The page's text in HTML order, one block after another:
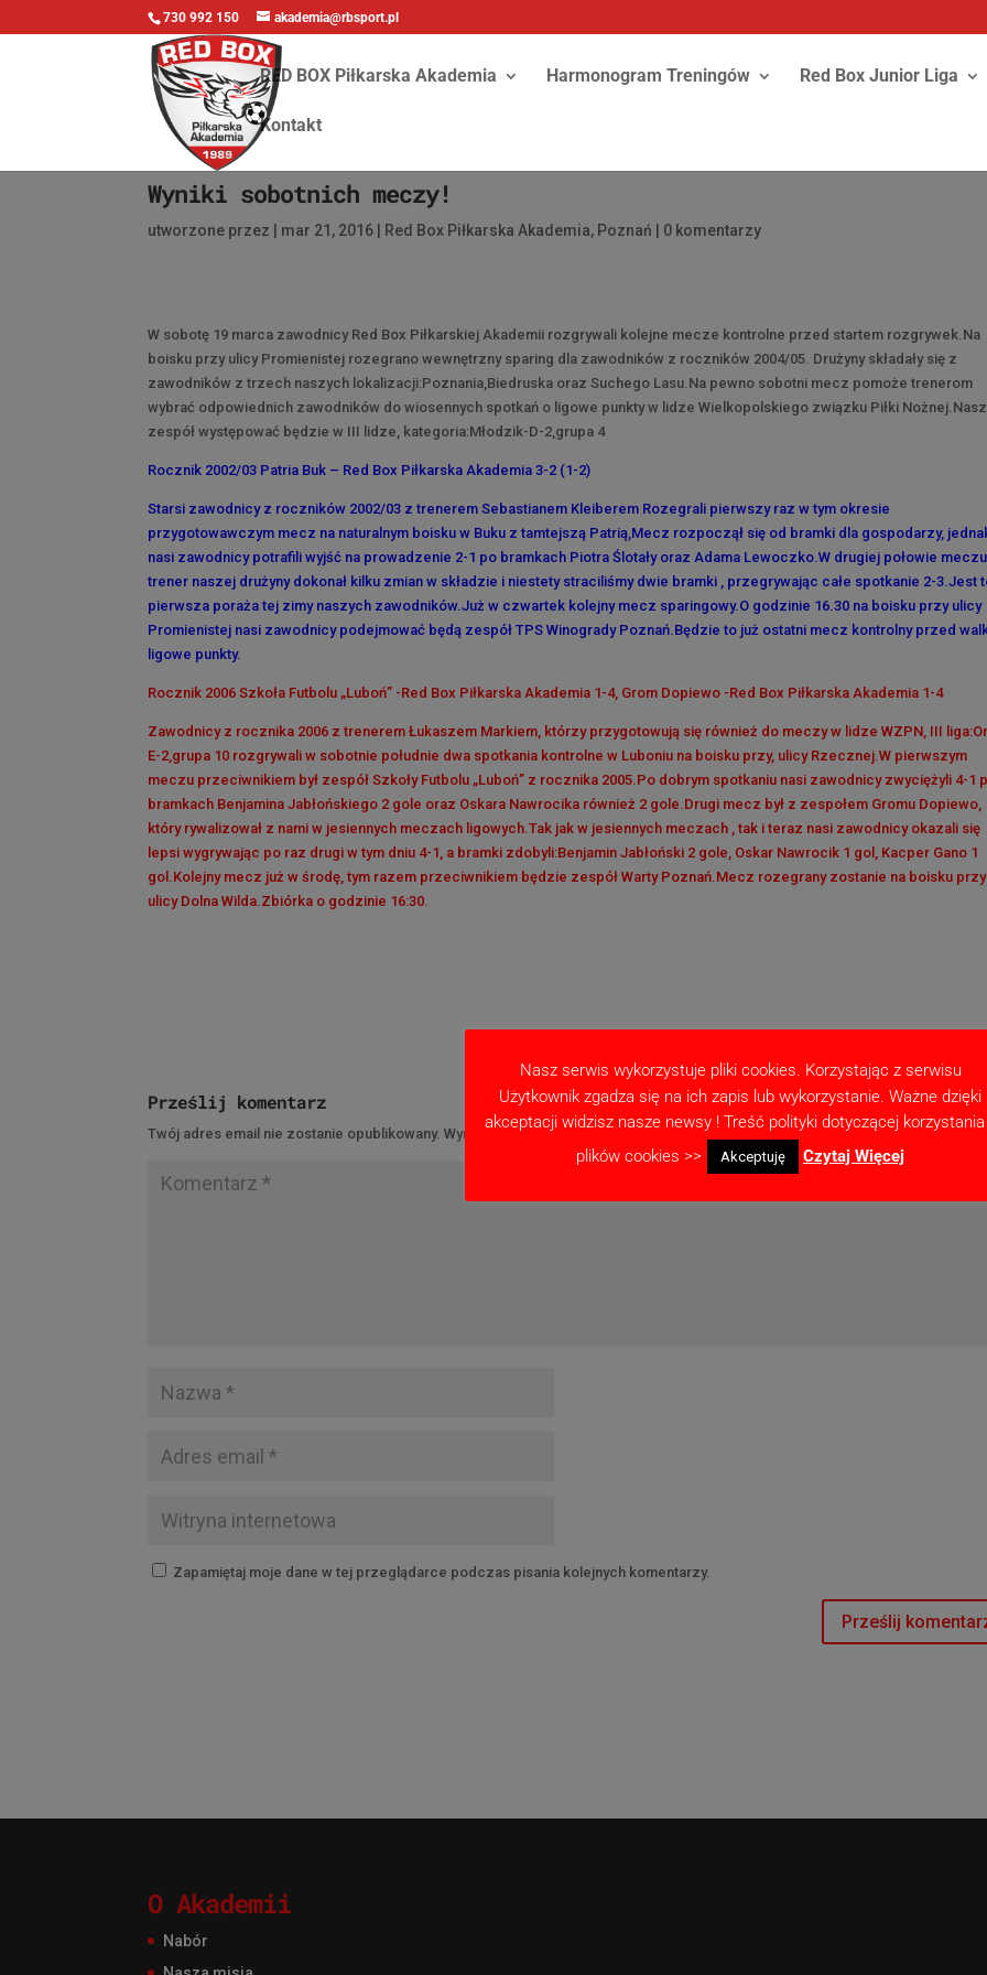
730 992 150 akademia@rbsport.pl
RED BOX Piłkarska Akademia Harmonogram Treningów Red Box Junior Liga
Kontakt
Wyniki sobotnich meczy!
utworzone przez mar 21, 2016 Red Box Piłkarska Akademia, Poznań 0 komentarzy
W sobotę 19 marca zawodnicy Red Box Piłkarskiej Akademii rozgrywali kolejne mecze kontrolne przed startem rozgrywek.Na
boisku przy ulicy Promienistej rozegrano wewnętrzny sparing dla zawodników z roczników 2004/05. Drużyny składały się z
zawodników z trzech naszych lokalizacji:Poznania,Biedruska oraz Suchego Lasu.Na pewno sobotni mecz pomoże trenerom
wybrać odpowiednich zawodników do wiosennych spotkań o ligowe punkty w lidze Wielkopolskiego związku Piłki Nożnej.Nasz
zespół występować będzie w III lidze, kategoria:Młodzik-D-2,grupa 4
Rocznik 2002/03 Patria Buk – Red Box Piłkarska Akademia 3-2 (1-2)
Starsi zawodnicy z roczników 2002/03 z trenerem Sebastianem Kleiberem Rozegrali pierwszy raz w tym okresie
przygotowawczym mecz na naturalnym boisku w Buku z tamtejszą Patrią,Mecz rozpoczął się od bramki dla gospodarzy,
nasi zawodnicy potrafili wyjść na prowadzenie 2-1 po bramkach Piotra Ślotały oraz Adama Lewoczko.W drugiej połowie meczu
trener naszej drużyny dokonał kilku zmian w składzie i niestety straciliśmy dwie bramki , przegrywając całe spotkanie 2-3.Jest
pierwsza poraża tej zimy naszych zawodników.Już w czwartek kolejny mecz sparingowy.O godzinie 16.30 na boisku przy ulicy
Promienistej nasi zawodnicy podejmować będą zespół TPS Winogrady Poznań.Będzie to już ostatni mecz kontrolny przed
ligowe punkty.
Rocznik 2006 Szkoła Futbolu „Luboń” -Red Box Piłkarska Akademia 1-4, Grom Dopiewo -Red Box Piłkarska Akademia 1-4
Zawodnicy z rocznika 2006 z trenerem Łukaszem Markiem, którzy przygotowują się również do meczy w lidze WZPN, III
E-2,grupa 10 rozgrywali w sobotnie południe dwa spotkania kontrolne w Luboniu na boisku przy, ulicy Rzecznej.W pierwszym
meczu przeciwnikiem był zespół Szkoły Futbolu „Luboń” z rocznika 2005.Po dobrym spotkaniu nasi zawodnicy zwyciężyli 4-1
bramkach Benjamina Jabłońskiego 2 gole oraz Oskara Nawrocika również 2 gole.Drugi mecz był z zespołem Gromu Dopiewo,
który rywalizował z nami w jesiennych meczach ligowych.Tak jak w jesiennych meczach , tak i teraz nasi zawodnicy okazali się
lepsi wygrywając po raz drugi w tym dniu 4-1, a bramki zdobyli:Benjamin Jabłoński 2 gole, Oskar Nawrocik 1 gol, Kacper Gano 1
gol.Kolejny mecz już w środę, tym razem przeciwnikiem będzie zespół Warty Poznań.Mecz rozegrany zostanie na boisku przy
ulicy Dolna Wilda.Zbiórka o godzinie 16:30.
Prześlij komentarz
Twój adres email nie zostanie opublikowany. Wymagane pola są oznaczone
Zapamiętaj moje dane w tej przeglądarce podczas pisania kolejnych komentarzy.
O Akademii
Nabór
Nasz serwis wykorzystuje pliki cookies. Korzystając z serwisu
Użytkownik zgadza się na ich zapis lub wykorzystanie. Ważne dzięki
akceptacji widzisz nasze newsy ! Treść polityki dotyczącej
plików cookies >>
Akceptuję Czytaj Więcej